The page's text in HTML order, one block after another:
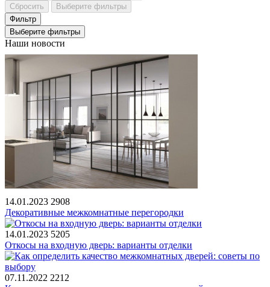
Сбросить
Выберите фильтры
Фильтр
Выберите фильтры
Наши новости
14.01.2023 2908
Декоративные межкомнатные перегородки
14.01.2023 5205
Откосы на входную дверь: варианты отделки
07.11.2022 2212